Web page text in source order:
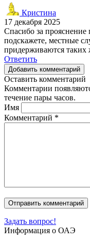
Кристина
17 декабря 2025
Спасибо за прояснение
подскажете, местные
придерживаются таких
Ответить
Добавить комментарий
Оставить комментарий
Комментарии
течение пары часов.
Имя
Комментарий *
Задать вопрос!
Информация о ОАЭ